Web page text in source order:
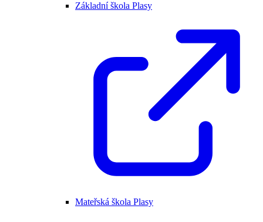
Základní škola Plasy
Mateřská škola Plasy